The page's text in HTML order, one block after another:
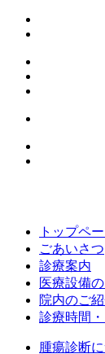
トップペ
ごあいさつ
診療案内
医療設備
院内のご
診療時間
腫瘍診断